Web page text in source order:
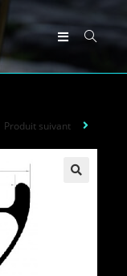
Produit suivant